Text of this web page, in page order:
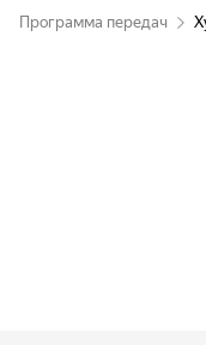
Программа передач